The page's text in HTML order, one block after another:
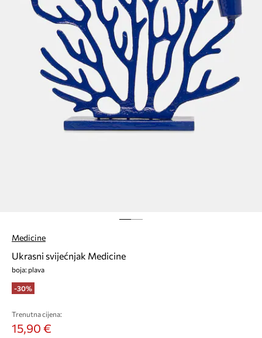
Medicine
Ukrasni svijećnjak Medicine
boja: plava
-30%
Trenutna cijena:
15,90 €